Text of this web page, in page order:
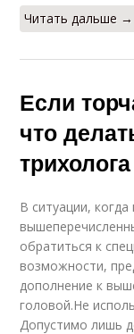
Читать дальше →
Если
что
трихолога
В ситуации,
обратиться к
возможности,
дополнение к
головой.Не
Допустимо лишь